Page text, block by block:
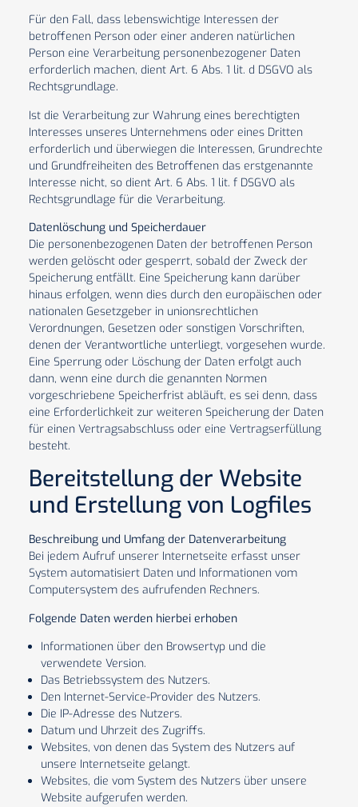
Für den Fall, dass lebenswichtige Interessen der
betroffenen Person oder einer anderen natürlichen
Person eine Verarbeitung personenbezogener Daten
erforderlich machen, dient Art. 6 Abs. 1 lit. d DSGVO als
Rechtsgrundlage.
Ist die Verarbeitung zur Wahrung eines berechtigten
Interesses unseres Unternehmens oder eines Dritten
erforderlich und überwiegen die Interessen, Grundrechte
und Grundfreiheiten des Betroffenen das erstgenannte
Interesse nicht, so dient Art. 6 Abs. 1 lit. f DSGVO als
Rechtsgrundlage für die Verarbeitung.
Datenlöschung und Speicherdauer
Die personenbezogenen Daten der betroffenen Person
werden gelöscht oder gesperrt, sobald der Zweck der
Speicherung entfällt. Eine Speicherung kann darüber
hinaus erfolgen, wenn dies durch den europäischen oder
nationalen Gesetzgeber in unionsrechtlichen
Verordnungen, Gesetzen oder sonstigen Vorschriften,
denen der Verantwortliche unterliegt, vorgesehen wurde.
Eine Sperrung oder Löschung der Daten erfolgt auch
dann, wenn eine durch die genannten Normen
vorgeschriebene Speicherfrist abläuft, es sei denn, dass
eine Erforderlichkeit zur weiteren Speicherung der Daten
für einen Vertragsabschluss oder eine Vertragserfüllung
besteht.
Bereitstellung der Website
und Erstellung von Logfiles
Beschreibung und Umfang der Datenverarbeitung
Bei jedem Aufruf unserer Internetseite erfasst unser
System automatisiert Daten und Informationen vom
Computersystem des aufrufenden Rechners.
Folgende Daten werden hierbei erhoben
Informationen über den Browsertyp und die
verwendete Version.
Das Betriebssystem des Nutzers.
Den Internet-Service-Provider des Nutzers.
Die IP-Adresse des Nutzers.
Datum und Uhrzeit des Zugriffs.
Websites, von denen das System des Nutzers auf
unsere Internetseite gelangt.
Websites, die vom System des Nutzers über unsere
Website aufgerufen werden.